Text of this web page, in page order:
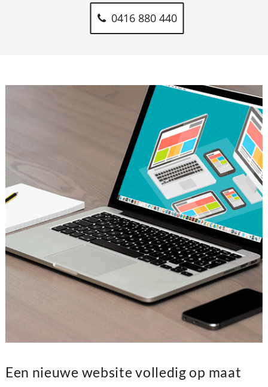
0416 880 440
Een nieuwe website volledig op maat